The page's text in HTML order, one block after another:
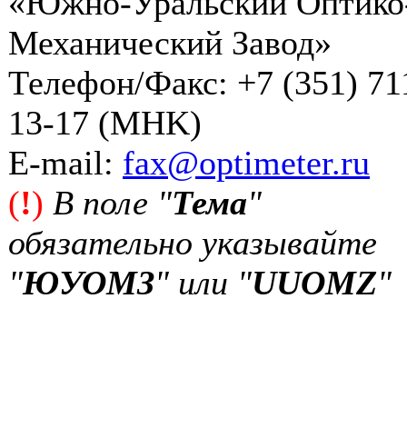
Механический Завод»
Телефон/Факс: +7 (351)
13-17 (MHK)
Е-mail: fax@optimeter.ru
(!) В поле "Тема"
обязательно указывайте
"ЮУОМЗ" или "UUOMZ"